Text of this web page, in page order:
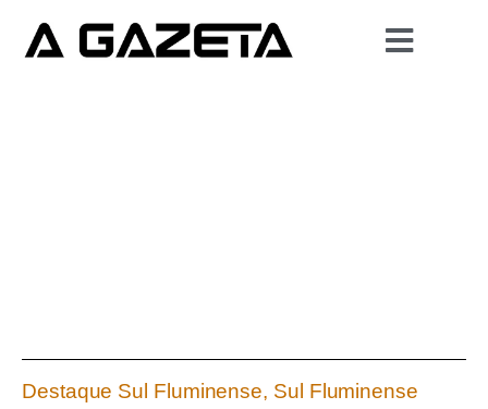
Destaque Sul Fluminense, Sul Fluminense